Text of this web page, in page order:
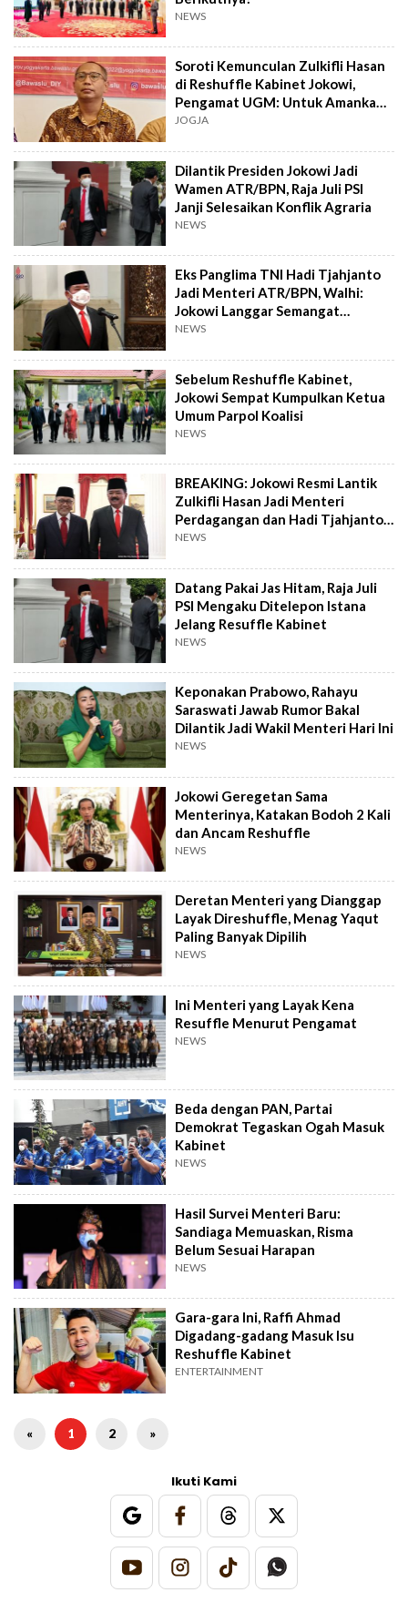
NEWS
Soroti Kemunculan Zulkifli Hasan
di Reshuffle Kabinet Jokowi,
Pengamat UGM: Untuk Amankan
Stabilitas Ekonomi
JOGJA
Dilantik Presiden Jokowi Jadi
Wamen ATR/BPN, Raja Juli PSI
Janji Selesaikan Konflik Agraria
NEWS
Eks Panglima TNI Hadi Tjahjanto
Jadi Menteri ATR/BPN, Walhi:
Jokowi Langgar Semangat
Reformasi
NEWS
Sebelum Reshuffle Kabinet,
Jokowi Sempat Kumpulkan Ketua
Umum Parpol Koalisi
NEWS
BREAKING: Jokowi Resmi Lantik
Zulkifli Hasan Jadi Menteri
Perdagangan dan Hadi Tjahjanto
Jadi Menteri ATR/BPN
NEWS
Datang Pakai Jas Hitam, Raja Juli
PSI Mengaku Ditelepon Istana
Jelang Resuffle Kabinet
NEWS
Keponakan Prabowo, Rahayu
Saraswati Jawab Rumor Bakal
Dilantik Jadi Wakil Menteri Hari Ini
NEWS
Jokowi Geregetan Sama
Menterinya, Katakan Bodoh 2 Kali
dan Ancam Reshuffle
NEWS
Deretan Menteri yang Dianggap
Layak Direshuffle, Menag Yaqut
Paling Banyak Dipilih
NEWS
Ini Menteri yang Layak Kena
Resuffle Menurut Pengamat
NEWS
Beda dengan PAN, Partai
Demokrat Tegaskan Ogah Masuk
Kabinet
NEWS
Hasil Survei Menteri Baru:
Sandiaga Memuaskan, Risma
Belum Sesuai Harapan
NEWS
Gara-gara Ini, Raffi Ahmad
Digadang-gadang Masuk Isu
Reshuffle Kabinet
ENTERTAINMENT
« 1 2 »
Ikuti Kami